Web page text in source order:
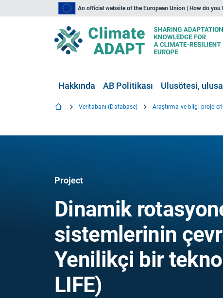
An official website of the European Union | How do you
Hakkında AB Politikası Ulusötesi,
Veritabanı (Database) Araştırma ve bilgi projeleri
Project
Dinamik
sistemlerinin
Yenilikçi bir
LIFE)